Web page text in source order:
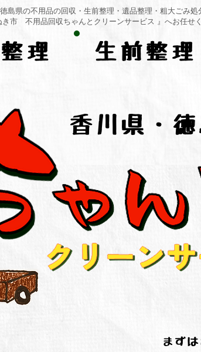
島県の不用品の回収・生前整理・遺品整理・粗大ごみ処
き市 不用品回収ちゃんとクリーンサービス 』へお任せ
理 生前整理
香川県・
まずは